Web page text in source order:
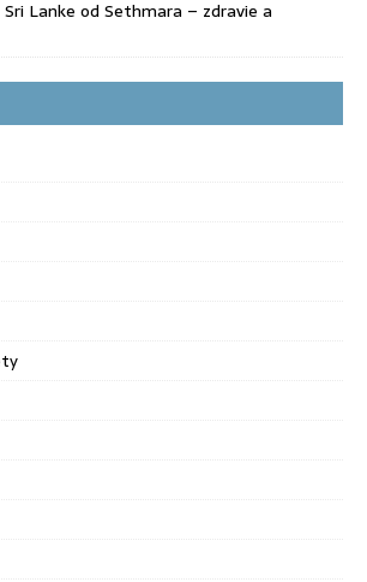
Lanke od Sethmara – zdravie a